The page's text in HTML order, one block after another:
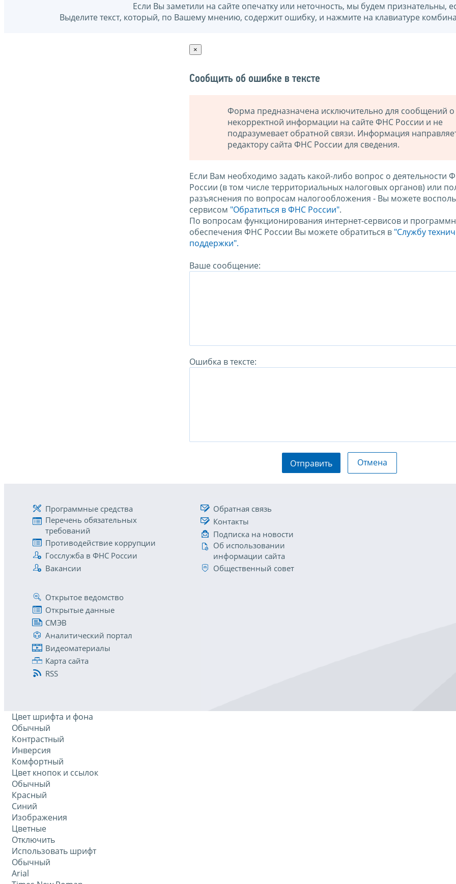
Если Вы заметили на сайте опечатку или неточность, мы будем признательны,
Выделите текст, который, по Вашему мнению, содержит ошибку, и нажмите на клавиатуре
×
Сообщить об ошибке в тексте
Форма предназначена исключительно для сообщений о
некорректной информации на сайте ФНС России и не
подразумевает обратной связи. Информация
редактору сайта ФНС России для сведения.
Если Вам необходимо задать какой-либо вопрос о деятельности
России (в том числе территориальных налоговых органов) или
разъяснения по вопросам налогообложения - Вы можете
сервисом "Обратиться в ФНС России".
По вопросам функционирования интернет-сервисов и
обеспечения ФНС России Вы можете обратиться в "Службу
поддержки".
Ваше сообщение:
Ошибка в тексте:
Отправить Отмена
Программные средства
Перечень обязательных
требований
Противодействие коррупции
Госслужба в ФНС России
Вакансии
Обратная связь
Контакты
Подписка на новости
Об использовании
информации сайта
Общественный совет
Открытое ведомство
Открытые данные
СМЭВ
Аналитический портал
Видеоматериалы
Карта сайта
RSS
Цвет шрифта и фона
Обычный
Контрастный
Инверсия
Комфортный
Цвет кнопок и ссылок
Обычный
Красный
Синий
Изображения
Цветные
Отключить
Использовать шрифт
Обычный
Arial